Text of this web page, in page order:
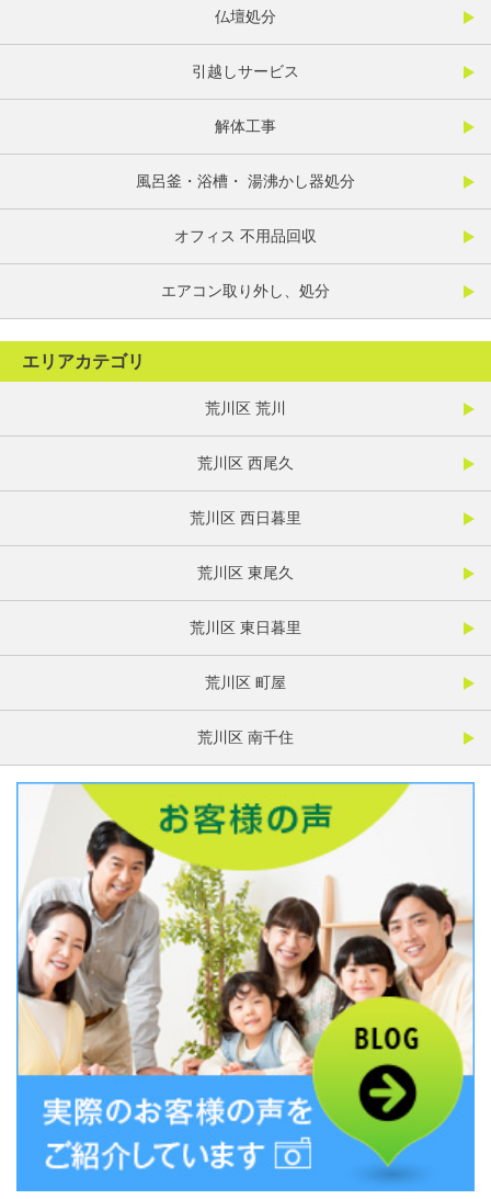
仏壇処分
引越しサービス
解体工事
風呂釜・浴槽・ 湯沸かし器処分
オフィス 不用品回収
エアコン取り外し、処分
エリアカテゴリ
荒川区 荒川
荒川区 西尾久
荒川区 西日暮里
荒川区 東尾久
荒川区 東日暮里
荒川区 町屋
荒川区 南千住